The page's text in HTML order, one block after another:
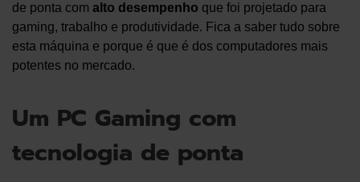
de ponta com alto desempenho que foi projetado para
gaming, trabalho e produtividade. Fica a saber tudo sobre
esta máquina e porque é que é dos computadores mais
potentes no mercado.
Um PC Gaming com
tecnologia de ponta